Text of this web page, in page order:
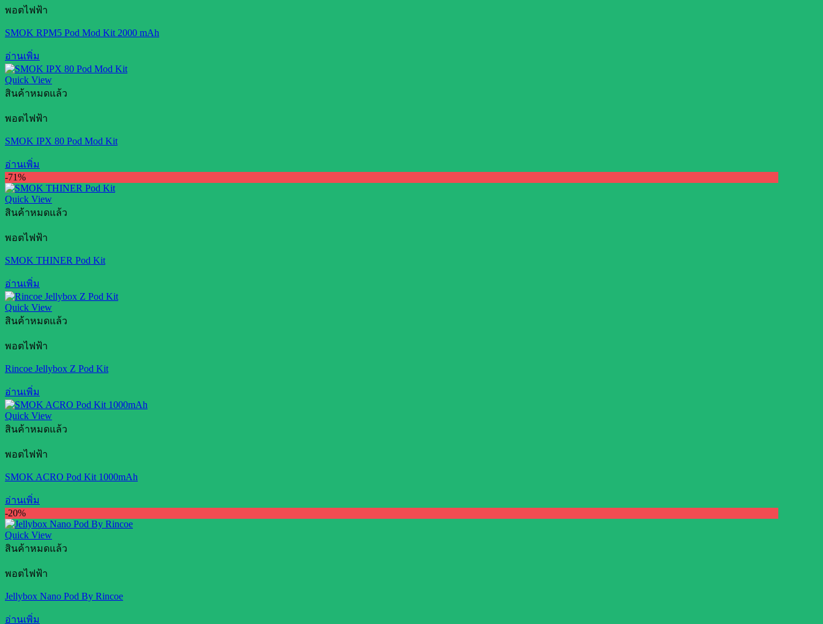
พอตไฟฟ้า
SMOK RPM5 Pod Mod Kit 2000 mAh
อ่านเพิ่ม
Quick View
สินค้าหมดแล้ว
พอตไฟฟ้า
SMOK IPX 80 Pod Mod Kit
อ่านเพิ่ม
-71%
Quick View
สินค้าหมดแล้ว
พอตไฟฟ้า
SMOK THINER Pod Kit
อ่านเพิ่ม
Quick View
สินค้าหมดแล้ว
พอตไฟฟ้า
Rincoe Jellybox Z Pod Kit
อ่านเพิ่ม
Quick View
สินค้าหมดแล้ว
พอตไฟฟ้า
SMOK ACRO Pod Kit 1000mAh
อ่านเพิ่ม
-20%
Quick View
สินค้าหมดแล้ว
พอตไฟฟ้า
Jellybox Nano Pod By Rincoe
อ่านเพิ่ม